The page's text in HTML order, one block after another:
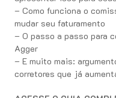
– Como funciona o
mudar seu faturamento
– O passo a passo para
Agger
– E muito mais:
corretores que já